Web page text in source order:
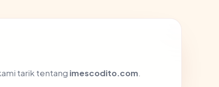
tarik tentang imescodito.com.